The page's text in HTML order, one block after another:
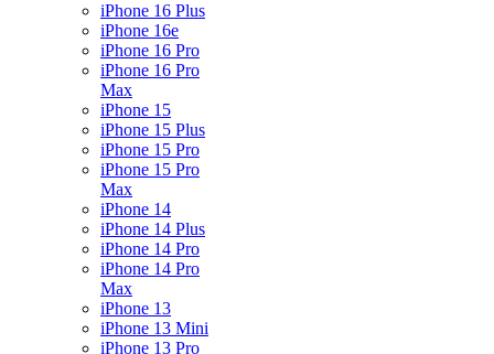
iPhone 16 Plus
iPhone 16e
iPhone 16 Pro
iPhone 16 Pro
Max
iPhone 15
iPhone 15 Plus
iPhone 15 Pro
iPhone 15 Pro
Max
iPhone 14
iPhone 14 Plus
iPhone 14 Pro
iPhone 14 Pro
Max
iPhone 13
iPhone 13 Mini
iPhone 13 Pro